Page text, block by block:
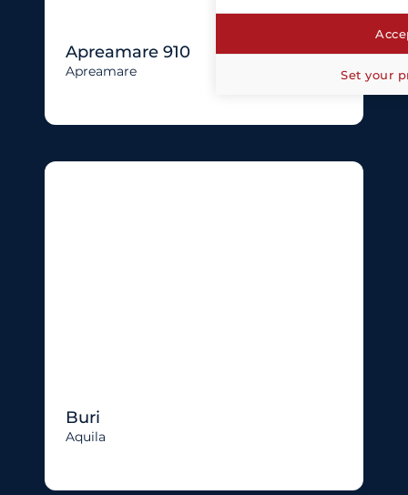
Apreamare 910
Apreamare
Buri
Aquila
Set your